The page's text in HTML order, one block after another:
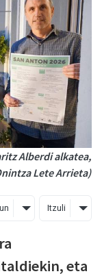
Alberdi alkatea,
Lete Arrieta)
Itzuli
eta